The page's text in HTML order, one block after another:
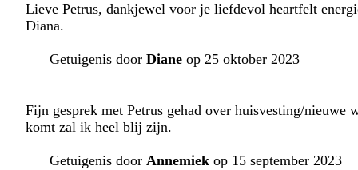
Lieve Petrus, dankjewel voor je liefdevol heartfelt
Diana.
Getuigenis door Diane op 25 oktober 2023
Fijn gesprek met Petrus gehad over huisvesting/nieuwe
komt zal ik heel blij zijn.
Getuigenis door Annemiek op 15 september 2023